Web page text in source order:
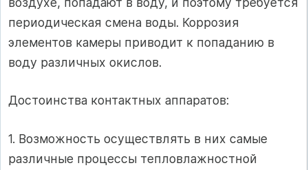
периодическая смена воды. Коррозия
элементов камеры приводит к попаданию в
воду различных окислов.
Достоинства контактных аппаратов:
1. Возможность осуществлять в них самые
различные процессы тепловлажностной